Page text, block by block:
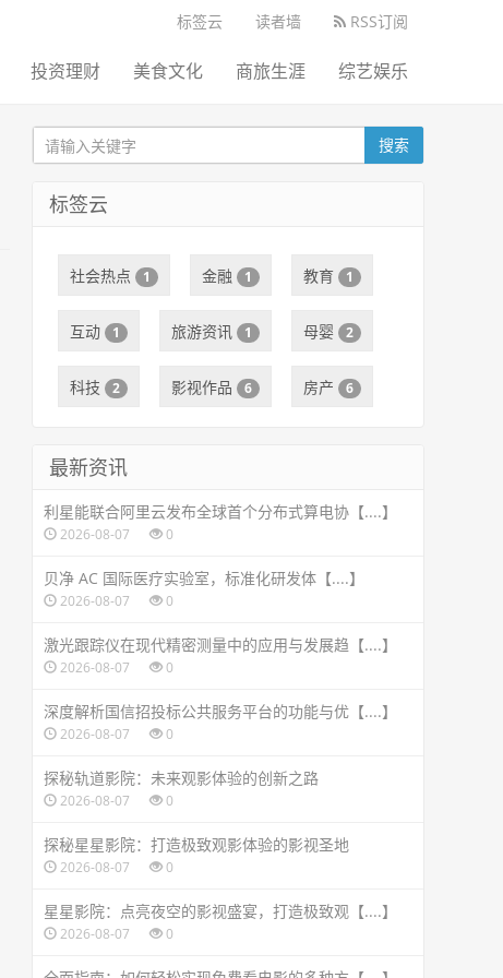
标签云 读者墙 RSS订阅
投资理财 美食文化 商旅生涯 综艺娱乐
搜索
标签云
社会热点 1 金融 1 教育 1
互动 1 旅游资讯 1 母婴 2
科技 2 影视作品 6 房产 6
最新资讯
利星能联合阿里云发布全球首个分布式算电协【....】
2026-08-07 0
贝净 AC 国际医疗实验室，标准化研发体【....】
2026-08-07 0
激光跟踪仪在现代精密测量中的应用与发展趋【....】
2026-08-07 0
深度解析国信招投标公共服务平台的功能与优【....】
2026-08-07 0
探秘轨道影院：未来观影体验的创新之路
2026-08-07 0
探秘星星影院：打造极致观影体验的影视圣地
2026-08-07 0
星星影院：点亮夜空的影视盛宴，打造极致观【....】
2026-08-07 0